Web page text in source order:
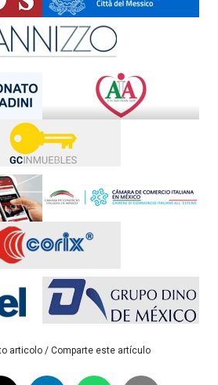
articolo / Comparte este artículo